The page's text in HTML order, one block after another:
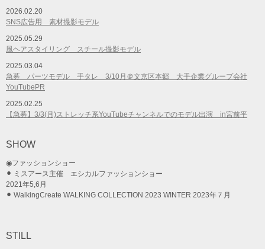
2026.02.20
SNS広告用 素材撮影モデル
2025.05.29
風ヘアスタイリング スチール撮影モデル
2025.03.04
急募 パーツモデル 手タレ 3/10月＠文京区本郷 大手企業グループ会社
YouTubePR
2025.02.25
【急募】3/3(月)ストレッチ系YouTubeチャンネルでのモデル出演 in宮前平
SHOW
◉ファッションショー
⚫︎ ミスアース主催 エシカルファッションショー
2021年5,6月
⚫︎ WalkingCreate WALKING COLLECTION 2023 WINTER 2023年７月
STILL